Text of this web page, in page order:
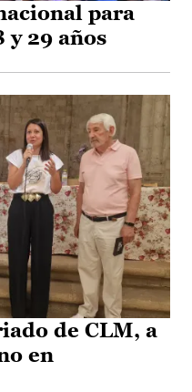
para
y 29 años
de CLM, a
en